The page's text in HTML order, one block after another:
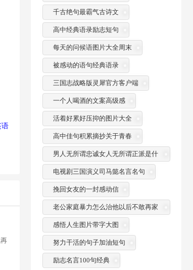
语
千古绝句最霸气古诗文
高中经典语录励志短句
每天的问候语图片大全周末
被感动的语句经典语录
三国志战略版灵犀官方客户端
一个人喝酒的文案高级感
活着好累好压抑的图片大全
高中佳句积累摘抄关于青春
男人无所谓忠诚女人无所谓正派是什
么意思
电视剧三国演义司马懿名言名句
挽回女友的一封感动信
老公家庭暴力怎么治他以后不敢再家
暴
感悟人生图片带字大图
努力干活的句子加油短句
励志名言100句经典